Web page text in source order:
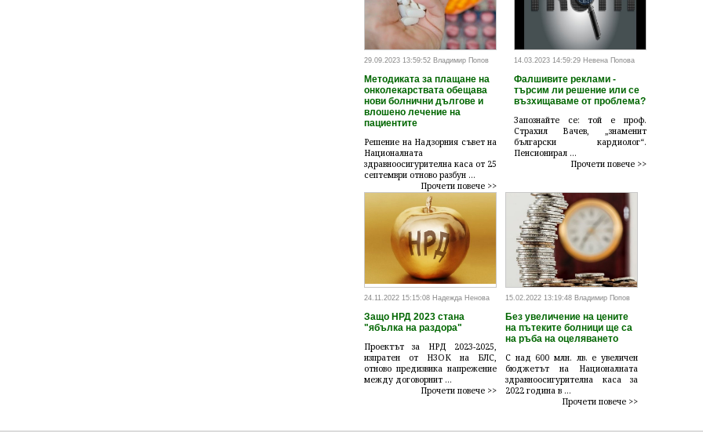
29.09.2023 13:59:52 Владимир Попов
Методиката за плащане на
онколекарствата обещава
нови болнични дългове и
влошено лечение на
пациентите
Решение на Надзорния съвет на
Националната
здравноосигурителна каса от 25
септември отново разбун ...
Прочети повече >>
14.03.2023 14:59:29 Невена Попова
Фалшивите реклами -
търсим ли решение или се
възхищаваме от проблема?
Запознайте се: той е проф.
Страхил Вачев, „знаменит
български кардиолог“.
Пенсионирал ...
Прочети повече >>
24.11.2022 15:15:08 Надежда Ненова
Защо НРД 2023 стана
"ябълка на раздора"
Проектът за НРД 2023-2025,
изпратен от НЗОК на БЛС,
отново предизвика напрежение
между договорнит ...
Прочети повече >>
15.02.2022 13:19:48 Владимир Попов
Без увеличение на цените
на пътеките болници ще са
на ръба на оцеляването
С над 600 млн. лв. е увеличен
бюджетът на Националната
здравноосигурителна каса за
2022 година в ...
Прочети повече >>